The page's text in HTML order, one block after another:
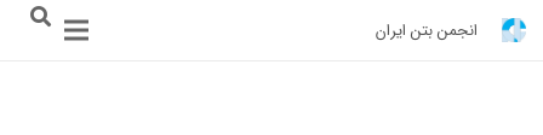
انجمن بتن ایران